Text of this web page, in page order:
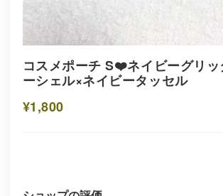
コスメポーチ S❤️ネイビーグリ
ーシェル×ネイビータッセル
¥1,800